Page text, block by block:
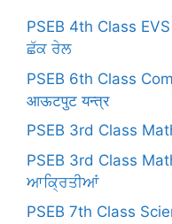
PSEB 4th Class
ਛੱਕ ਰੇਲ
PSEB 6th Class
आऊटपुट यन्त्र
PSEB 3rd Class
PSEB 3rd Class
ਆਕ੍ਰਿਤੀਆਂ
PSEB 7th Class